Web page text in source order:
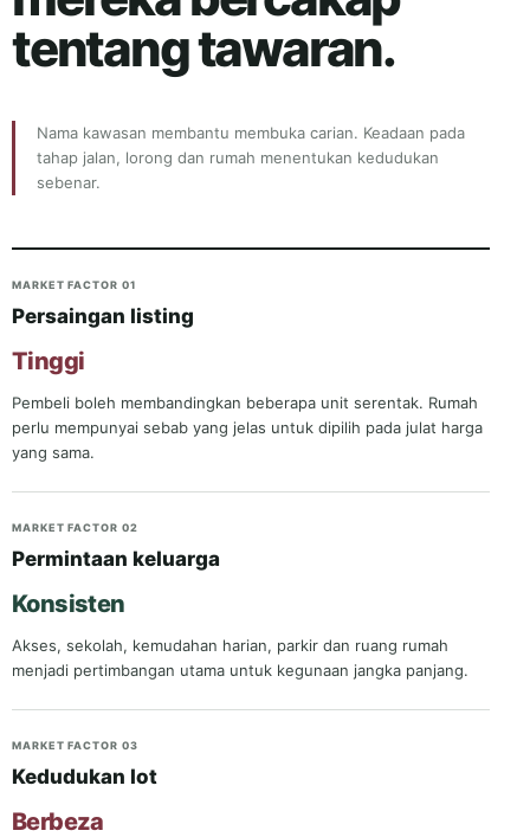
tentang tawaran.
Nama kawasan membantu membuka carian. Keadaan pada
tahap jalan, lorong dan rumah menentukan kedudukan
sebenar.
MARKET FACTOR 01
Persaingan listing
Tinggi
Pembeli boleh membandingkan beberapa unit serentak. Rumah
perlu mempunyai sebab yang jelas untuk dipilih pada julat harga
yang sama.
MARKET FACTOR 02
Permintaan keluarga
Konsisten
Akses, sekolah, kemudahan harian, parkir dan ruang rumah
menjadi pertimbangan utama untuk kegunaan jangka panjang.
MARKET FACTOR 03
Kedudukan lot
Berbeza